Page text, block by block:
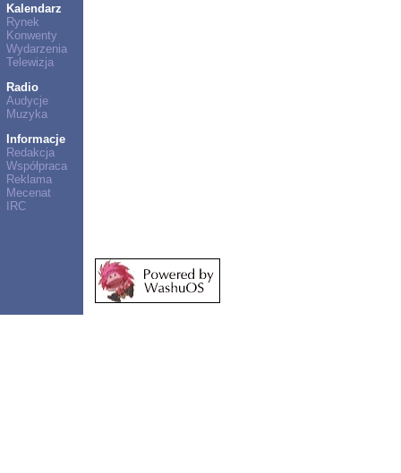
Kalendarz
Rynek
Konwenty
Wydarzenia
Telewizja
Radio
Audycje
Muzyka
Informacje
Redakcja
Współpraca
Reklama
Mecenat
IRC